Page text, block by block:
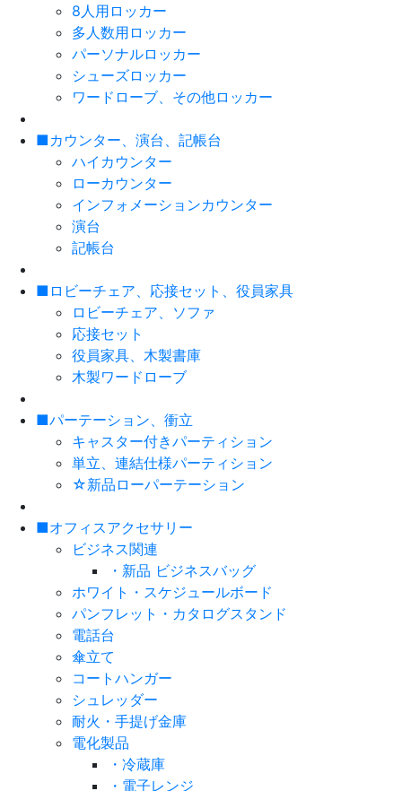
8人用ロッカー
多人数用ロッカー
パーソナルロッカー
シューズロッカー
ワードローブ、その他ロッカー
■カウンター、演台、記帳台
ハイカウンター
ローカウンター
インフォメーションカウンター
演台
記帳台
■ロビーチェア、応接セット、役員家具
ロビーチェア、ソファ
応接セット
役員家具、木製書庫
木製ワードローブ
■パーテーション、衝立
キャスター付きパーティション
単立、連結仕様パーティション
☆新品ローパーテーション
■オフィスアクセサリー
ビジネス関連
・新品 ビジネスバッグ
ホワイト・スケジュールボード
パンフレット・カタログスタンド
電話台
傘立て
コートハンガー
シュレッダー
耐火・手提げ金庫
電化製品
・冷蔵庫
・電子レンジ